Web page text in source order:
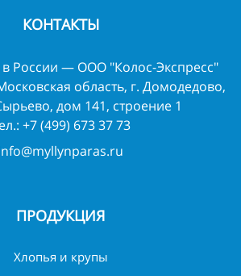
КОНТАКТЫ
России — ООО "Колос-Экспресс"
область, г. Домодедово,
дом 141, строение 1
+7 (499) 673 37 73
ПРОДУКЦИЯ
Хлопья и крупы